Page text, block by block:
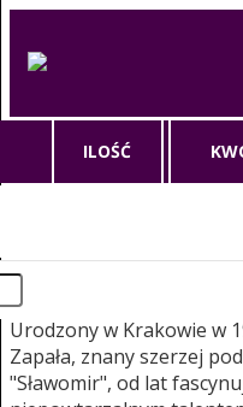
ILOŚĆ
Sławomir - rock polo i
Początki artystyczne
Urodzony w Krakowie w
Zapała, znany szerzej
"Sławomir", od lat